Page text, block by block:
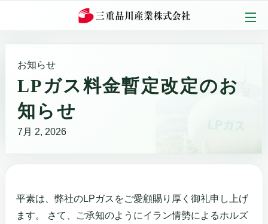
お知らせ
LPガス料金暫定改定のお
知らせ
7月 2, 2026
平素は、弊社のLPガスをご愛顧賜り厚く御礼申し上げ
ます。 さて、ご承知のようにイラン情勢によるホルズ